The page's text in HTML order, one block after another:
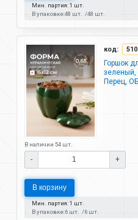
Мин. партия: 1 шт.
В упаковке:48 шт. 48 шт.
код:
Горшок
зеленый,
Перец,
В наличии 54 шт.
- +
В корзину
Мин. партия: 1 шт.
В упаковке:6 шт. 6 шт.